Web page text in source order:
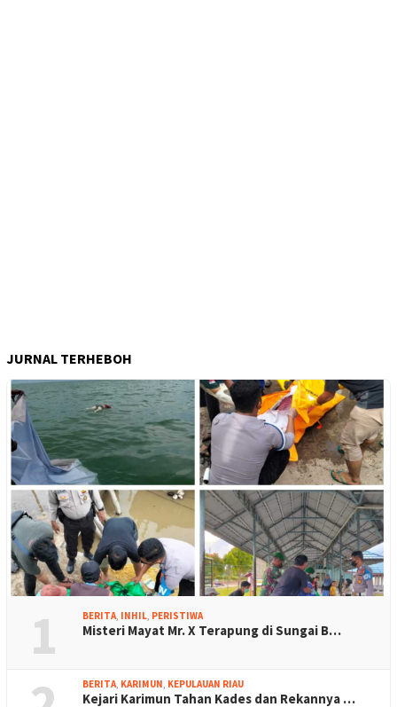
JURNAL TERHEBOH
1 BERITA, INHIL, PERISTIWA
Misteri Mayat Mr. X Terapung di Sungai B…
BERITA, KARIMUN, KEPULAUAN RIAU
Kejari Karimun Tahan Kades dan Rekannya …